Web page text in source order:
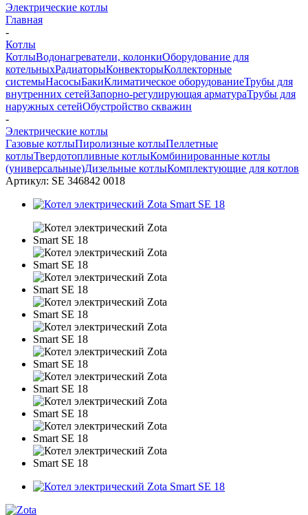
Электрические котлы
Главная
-
Котлы
КотлыВодонагреватели, колонкиОборудование для
котельныхРадиаторыКонвекторыКоллекторные
системыНасосыБакиКлиматическое оборудованиеТрубы для
внутренних сетейЗапорно-регулирующая арматураТрубы для
наружных сетейОбустройство скважин
-
Электрические котлы
Газовые котлыПиролизные котлыПеллетные
котлыТвердотопливные котлыКомбинированные котлы
(универсальные)Дизельные котлыКомплектующие для котлов
Артикул: SE 346842 0018